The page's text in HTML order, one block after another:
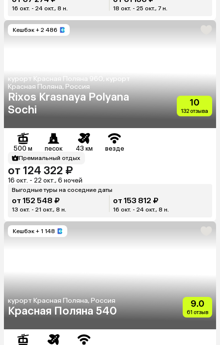
16 окт. - 24 окт., 8 н. 18 окт. - 25 окт., 7 н.
Кешбэк + 2 486
курорт Красная Поляна 960, курорт
Красная Поляна, Россия
Rixos Krasnaya Polyana
Sochi
10
132 отзыва
500 м песок 43 км везде
Премиальный отдых
от 124 322 ₽
16 окт. - 22 окт., 6 ночей
Выгодные туры на соседние даты
от 152 548 ₽
13 окт. - 21 окт., 8 н.
от 153 812 ₽
16 окт. - 24 окт., 8 н.
Кешбэк + 1 148
курорт Красная Поляна, Россия
Красная Поляна 540
9.0
61 отзыв